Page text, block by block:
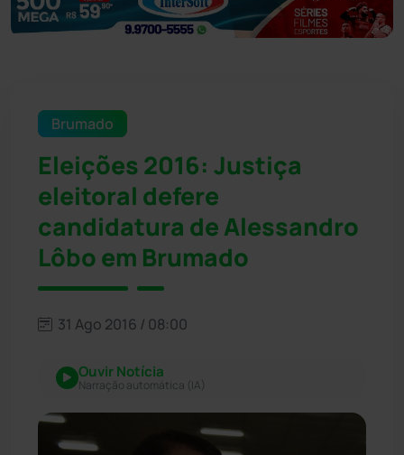
Brumado
Eleições 2016: Justiça
eleitoral defere
candidatura de Alessandro
Lôbo em Brumado
31 Ago 2016 / 08:00
Ouvir Notícia
Narração automática (IA)